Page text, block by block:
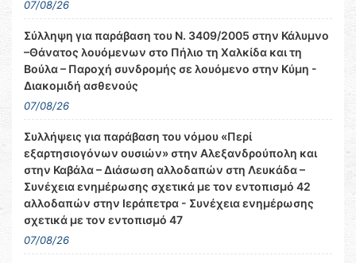
07/08/26
Σύλληψη για παράβαση του Ν. 3409/2005 στην Κάλυμνο
–Θάνατος λουόμενων στο Πήλιο τη Χαλκίδα και τη
Βούλα – Παροχή συνδρομής σε λουόμενο στην Κύμη -
Διακομιδή ασθενούς
07/08/26
Συλλήψεις για παράβαση του νόμου «Περί
εξαρτησιογόνων ουσιών» στην Αλεξανδρούπολη και
στην Καβάλα – Διάσωση αλλοδαπών στη Λευκάδα –
Συνέχεια ενημέρωσης σχετικά με τον εντοπισμό 42
αλλοδαπών στην Ιεράπετρα - Συνέχεια ενημέρωσης
σχετικά με τον εντοπισμό 47
07/08/26